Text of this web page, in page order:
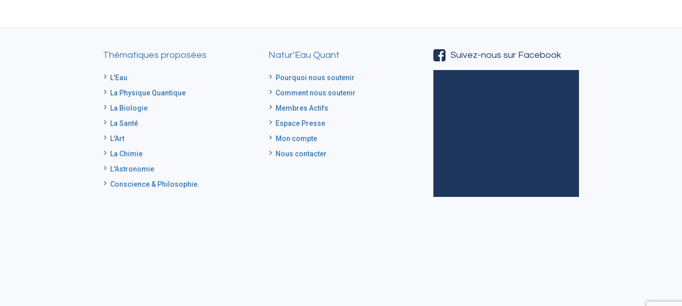
Thématiques proposées
L'Eau
La Physique Quantique
La Biologie
La Santé
L'Art
La Chimie
L'Astronomie
Conscience & Philosophie.
Natur’Eau Quant
Pourquoi nous soutenir
Comment nous soutenir
Membres Actifs
Espace Presse
Mon compte
Nous contacter
Suivez-nous sur Facebook